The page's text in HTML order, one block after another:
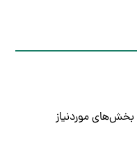
بخش‌های موردنیاز